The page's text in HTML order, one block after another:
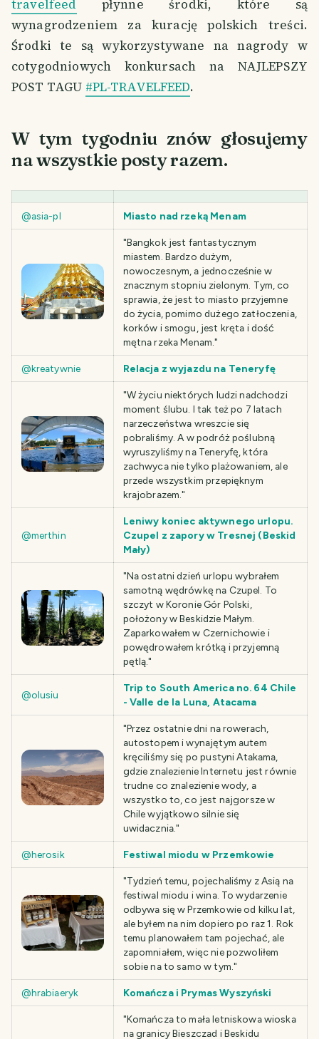
travelfeed płynne środki, które są
wynagrodzeniem za kurację polskich treści.
Środki te są wykorzystywane na nagrody w
cotygodniowych konkursach na NAJLEPSZY
POST TAGU #PL-TRAVELFEED.
W tym tygodniu znów głosujemy
na wszystkie posty razem.
@asia-pl Miasto nad rzeką Menam
"Bangkok jest fantastycznym
miastem. Bardzo dużym,
nowoczesnym, a jednocześnie w
znacznym stopniu zielonym. Tym, co
sprawia, że jest to miasto przyjemne
do życia, pomimo dużego zatłoczenia,
korków i smogu, jest kręta i dość
mętna rzeka Menam."
@kreatywnie Relacja z wyjazdu na Teneryfę
"W życiu niektórych ludzi nadchodzi
moment ślubu. I tak też po 7 latach
narzeczeństwa wreszcie się
pobraliśmy. A w podróż poślubną
wyruszyliśmy na Teneryfę, która
zachwyca nie tylko plażowaniem, ale
przede wszystkim przepięknym
krajobrazem."
@merthin
Leniwy koniec aktywnego urlopu.
Czupel z zapory w Tresnej (Beskid
Mały)
"Na ostatni dzień urlopu wybrałem
samotną wędrówkę na Czupel. To
szczyt w Koronie Gór Polski,
położony w Beskidzie Małym.
Zaparkowałem w Czernichowie i
powędrowałem krótką i przyjemną
pętlą."
@olusiu
Trip to South America no. 64 Chile
- Valle de la Luna, Atacama
"Przez ostatnie dni na rowerach,
autostopem i wynajętym autem
kręciliśmy się po pustyni Atakama,
gdzie znalezienie Internetu jest równie
trudne co znalezienie wody, a
wszystko to, co jest najgorsze w
Chile wyjątkowo silnie się
uwidacznia."
@herosik Festiwal miodu w Przemkowie
"Tydzień temu, pojechaliśmy z Asią na
festiwal miodu i wina. To wydarzenie
odbywa się w Przemkowie od kilku lat,
ale byłem na nim dopiero po raz 1. Rok
temu planowałem tam pojechać, ale
zapomniałem, więc nie pozwoliłem
sobie na to samo w tym."
@hrabiaeryk Komańcza i Prymas Wyszyński
"Komańcza to mała letniskowa wioska
na granicy Bieszczad i Beskidu